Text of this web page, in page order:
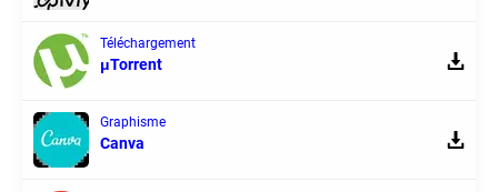
Téléchargement
μTorrent
Graphisme
Canva